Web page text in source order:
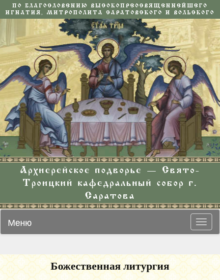
ПО БЛАГОСЛОВЕНИЮ ВЫСОКОПРЕОСВЯЩЕННЕЙШЕГО
ИГНАТИЯ, МИТРОПОЛИТА САРАТОВСКОГО И ВОЛЬСКОГО
Архиерейское подворье — Свято-
Троицкий кафедральный собор г.
Саратова
Меню
Божественная литургия